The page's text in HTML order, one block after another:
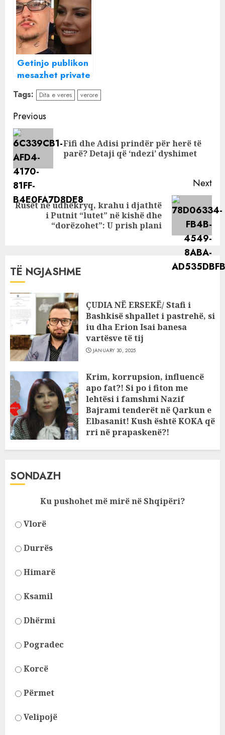
shumë rusët
Getinjo publikon
mesazhet private
me Xhulin para
hyrjes në Big
Brother
Tags: Dita e veres verore
Continue
Reading
Previous
Fifi dhe Adisi prindër për herë të
parë? Detaji që ‘ndezi’ dyshimet
Next
Next
Rusët në udhëkryq, krahu i djathtë
i Putnit “lutet” në kishë dhe
“dorëzohet”: U prish plani
TË NGJASHME
ÇUDIA NË ERSEKË/ Stafi i
Bashkisë shpallet i pastrehë, si
iu dha Erion Isai banesa
vartësve të tij
JANUARY 30, 2025
Krim, korrupsion, influencë
apo fat?! Si po i fiton me
lehtësi i famshmi Nazif
Bajrami tenderët në Qarkun e
Elbasanit! Kush është KOKA që
rri në prapaskenë?!
SONDAZH
Ku pushohet më mirë në Shqipëri?
Vlorë
Durrës
Himarë
Ksamil
Dhërmi
Pogradec
Korcë
Përmet
Velipojë